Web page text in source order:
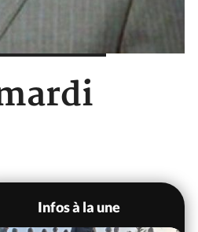
Infos à la une